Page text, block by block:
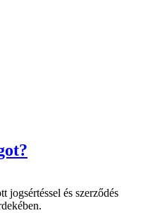
jogsértéssel és szerződés